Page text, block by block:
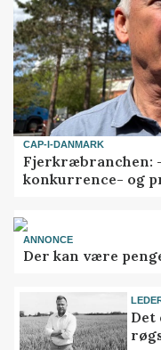
CAP-I-DANMARK
Fjerkræbranchen:
konkurrence- og
ANNONCE
Der kan være
Det